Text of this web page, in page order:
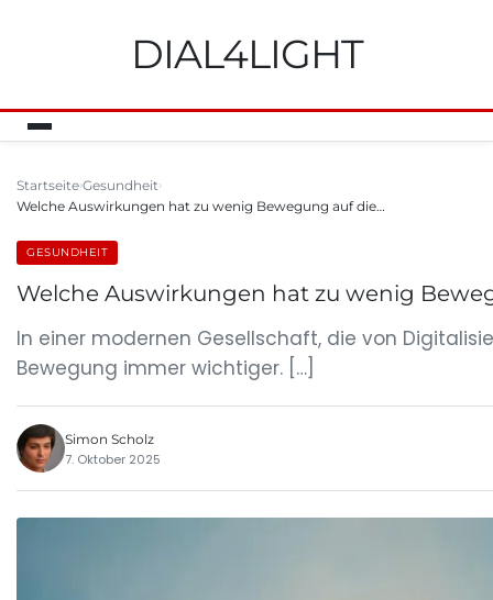
DIAL4LIGHT
Startseite Gesundheit
Welche Auswirkungen hat zu wenig Bewegung auf die…
GESUNDHEIT
Welche Auswirkungen hat zu wenig
In einer modernen Gesellschaft, die von
Bewegung immer wichtiger. […]
Simon Scholz
7. Oktober 2025